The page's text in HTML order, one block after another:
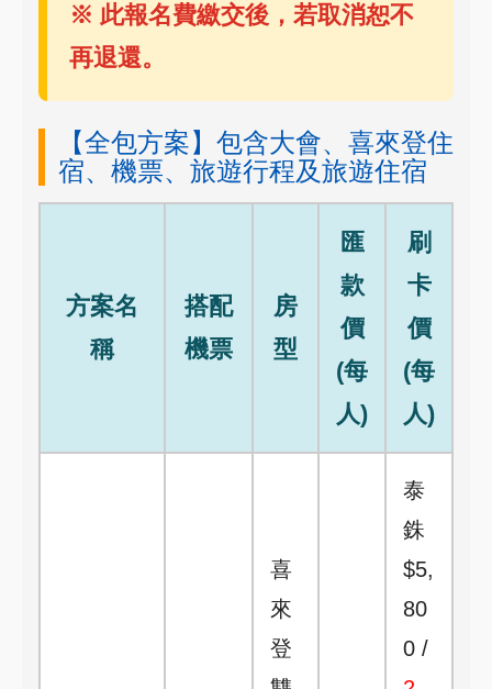
※ 此報名費繳交後，若取消恕不
再退還。
【全包方案】包含大會、喜來登住
宿、機票、旅遊行程及旅遊住宿
方案名
稱
搭配
機票
房
型
匯
款
價
(每
人)
刷
卡
價
(每
人)
喜
來
登
泰
銖
$5,
80
0 /